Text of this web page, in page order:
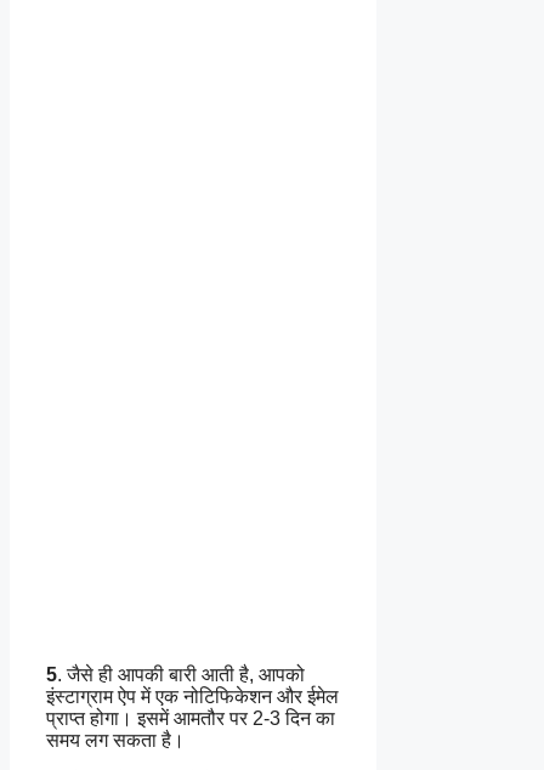
5. जैसे ही आपकी बारी आती है, आपको
इंस्टाग्राम ऐप में एक नोटिफिकेशन और ईमेल
प्राप्त होगा। इसमें आमतौर पर 2-3 दिन का
समय लग सकता है।